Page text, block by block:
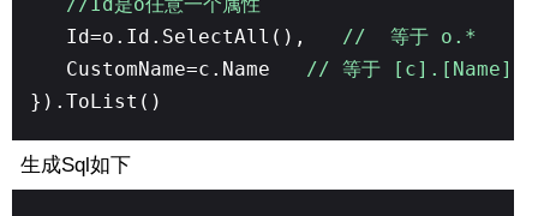
Id=o.Id.SelectAll(), // 等于 o.* （
CustomName=c.Name // 等于 [c].[Name]
}).ToList()
生成Sql如下